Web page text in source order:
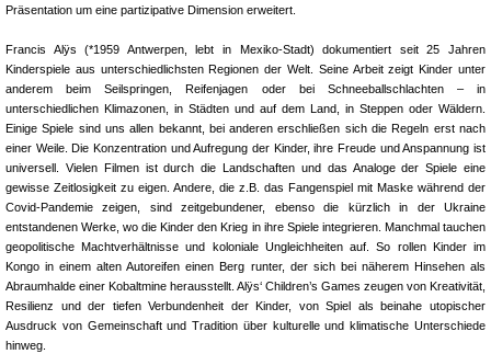
Präsentation um eine partizipative Dimension erweitert.
Francis Alÿs (*1959 Antwerpen, lebt in Mexiko-Stadt) dokumentiert seit 25 Jahren
Kinderspiele aus unterschiedlichsten Regionen der Welt. Seine Arbeit zeigt Kinder unter
anderem beim Seilspringen, Reifenjagen oder bei Schneeballschlachten – in
unterschiedlichen Klimazonen, in Städten und auf dem Land, in Steppen oder Wäldern.
Einige Spiele sind uns allen bekannt, bei anderen erschließen sich die Regeln erst nach
einer Weile. Die Konzentration und Aufregung der Kinder, ihre Freude und Anspannung ist
universell. Vielen Filmen ist durch die Landschaften und das Analoge der Spiele eine
gewisse Zeitlosigkeit zu eigen. Andere, die z.B. das Fangenspiel mit Maske während der
Covid-Pandemie zeigen, sind zeitgebundener, ebenso die kürzlich in der Ukraine
entstandenen Werke, wo die Kinder den Krieg in ihre Spiele integrieren. Manchmal tauchen
geopolitische Machtverhältnisse und koloniale Ungleichheiten auf. So rollen Kinder im
Kongo in einem alten Autoreifen einen Berg runter, der sich bei näherem Hinsehen als
Abraumhalde einer Kobaltmine herausstellt. Alÿs‘ Children’s Games zeugen von Kreativität,
Resilienz und der tiefen Verbundenheit der Kinder, von Spiel als beinahe utopischer
Ausdruck von Gemeinschaft und Tradition über kulturelle und klimatische Unterschiede
hinweg.